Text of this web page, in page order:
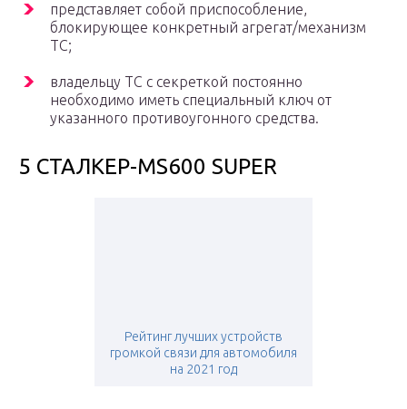
представляет собой приспособление,
блокирующее конкретный агрегат/механизм
ТС;
владельцу ТС с секреткой постоянно
необходимо иметь специальный ключ от
указанного противоугонного средства.
5 СТАЛКЕР-MS600 SUPER
Рейтинг лучших устройств
громкой связи для автомобиля
на 2021 год